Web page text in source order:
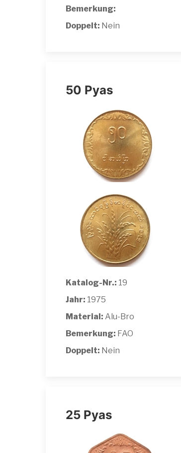
Bemerkung:
Doppelt: Nein
50 Pyas
Katalog-Nr.: 19
Jahr: 1975
Material: Alu-Bro
Bemerkung: FAO
Doppelt: Nein
25 Pyas